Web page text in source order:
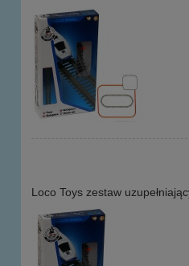
Loco Toys zestaw